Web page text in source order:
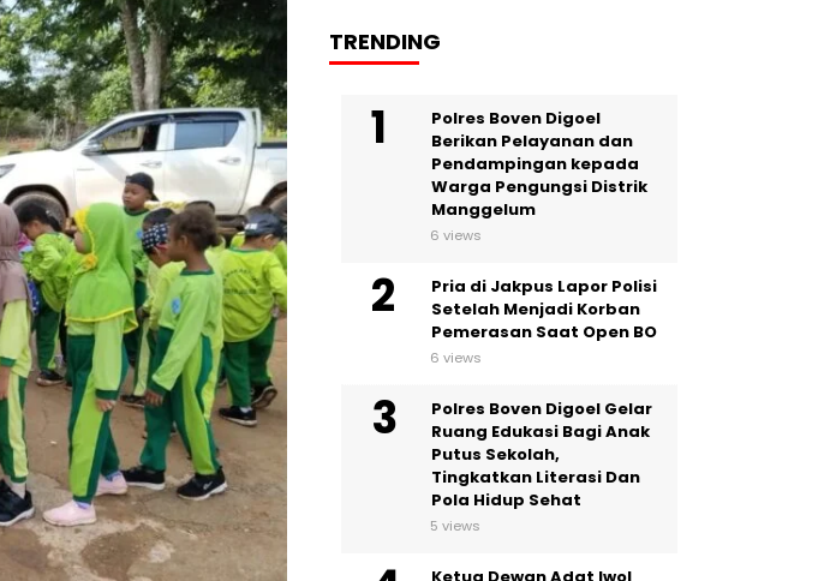
TRENDING
Polres Boven Digoel
Berikan Pelayanan dan
Pendampingan kepada
Warga Pengungsi Distrik
Manggelum
6 views
Pria di Jakpus Lapor Polisi
Setelah Menjadi Korban
Pemerasan Saat Open BO
6 views
Polres Boven Digoel Gelar
Ruang Edukasi Bagi Anak
Putus Sekolah,
Tingkatkan Literasi Dan
Pola Hidup Sehat
5 views